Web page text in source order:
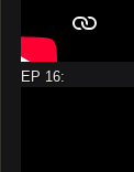
EP 16: